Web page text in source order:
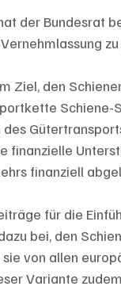
der Bundesrat
Ziel, den
Schiene-
finanzielle
finanziell
für die
bei, den
von allen
Variante